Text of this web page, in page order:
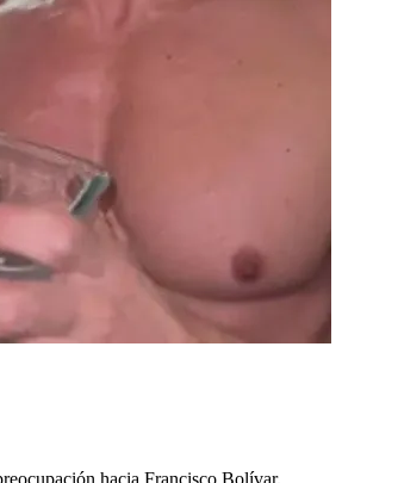
hacia Francisco Bolívar.